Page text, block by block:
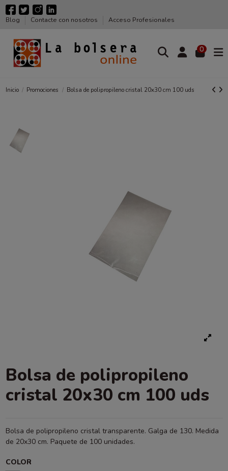
Blog Contacte con nosotros Acceso Profesionales
0
Inicio Promociones Bolsa de polipropileno cristal 20x30 cm 100 uds
Bolsa de polipropileno
cristal 20x30 cm 100 uds
Bolsa de polipropileno cristal transparente. Galga de 130. Medida
de 20x30 cm. Paquete de 100 unidades.
COLOR